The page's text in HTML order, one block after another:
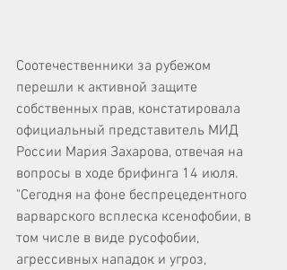
Соотечественники за рубежом
перешли к активной защите
собственных прав, констатировала
официальный представитель МИД
России Мария Захарова, отвечая на
вопросы в ходе брифинга 14 июля.
"Сегодня на фоне беспрецедентного
варварского всплеска ксенофобии, в
том числе в виде русофобии,
агрессивных нападок и угроз,